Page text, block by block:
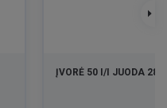
ĮVORĖ 50 I/I JUODA